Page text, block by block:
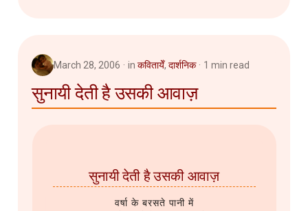
March 28, 2006 in कवितायेँ, दार्शनिक 1 min read
सुनायी देती है उसकी आवाज़
सुनायी देती है उसकी आवाज़
वर्षा के बरसते पानी में